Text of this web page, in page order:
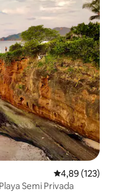
„Odabrali gosti”
Prosječna
4,89 (123)
Semi Privada